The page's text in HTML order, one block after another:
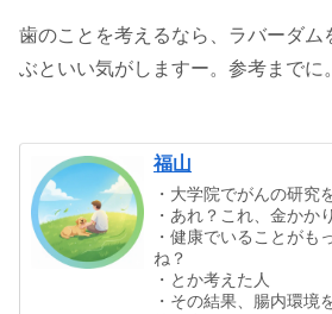
歯のことを考えるなら、ラバーダム
ぶといい気がしますー。参考までに
福山
・大学院でがんの研究
・あれ？これ、金かか
・健康でいることがも
ね？
・とか考えた人
・その結果、腸内環境